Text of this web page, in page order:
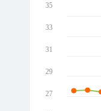
35
33
31
29
27